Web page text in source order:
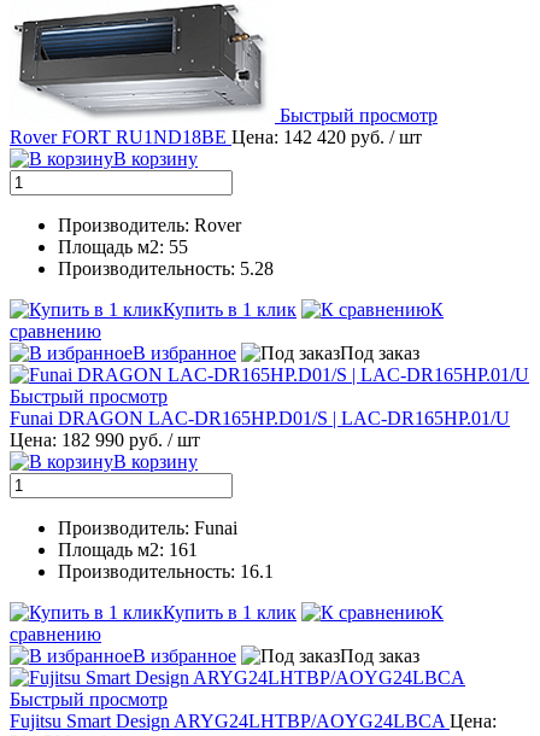
Быстрый просмотр
Rover FORT RU1ND18BE Цена: 142 420 руб. / шт
В корзину
Производитель: Rover
Площадь м2: 55
Производительность: 5.28
Купить в 1 клик
К
сравнению
В избранное
Под заказ
Быстрый просмотр
Funai DRAGON LAC-DR165HP.D01/S | LAC-DR165HP.01/U
Цена: 182 990 руб. / шт
В корзину
Производитель: Funai
Площадь м2: 161
Производительность: 16.1
Купить в 1 клик
К
сравнению
В избранное
Под заказ
Быстрый просмотр
Fujitsu Smart Design ARYG24LHTBP/AOYG24LBCA Цена: